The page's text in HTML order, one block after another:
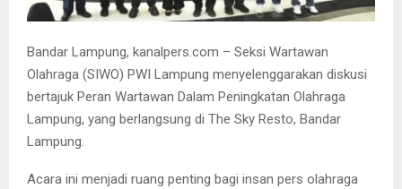
Bandar Lampung, kanalpers.com – Seksi Wartawan
Olahraga (SIWO) PWI Lampung menyelenggarakan diskusi
bertajuk Peran Wartawan Dalam Peningkatan Olahraga
Lampung, yang berlangsung di The Sky Resto, Bandar
Lampung.
Acara ini menjadi ruang penting bagi insan pers olahraga